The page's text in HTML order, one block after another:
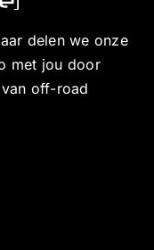
delen we onze
met jou door
off-road